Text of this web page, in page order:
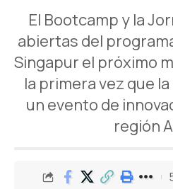
El Bootcamp y la
abiertas del
Singapur el próximo
la primera vez que
un evento de
región